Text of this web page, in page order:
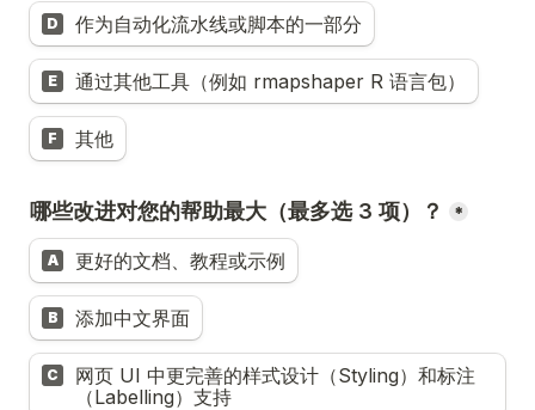
D 作为自动化流水线或脚本的一部分
E 通过其他工具（例如 rmapshaper R 语言包）
F 其他
哪些改进对您的帮助最大（最多选 3 项）？ *
A 更好的文档、教程或示例
B 添加中文界面
C
网页 UI 中更完善的样式设计（Styling）和标注
（Labelling）支持